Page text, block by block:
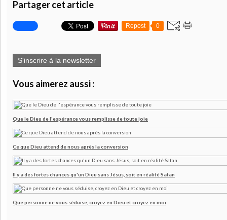
Partager cet article
Repost 0
S'inscrire à la newsletter
Vous aimerez aussi :
Que le Dieu de l'espérance vous remplisse de toute joie
Ce que Dieu attend de nous après la conversion
Il y a des fortes chances qu'un Dieu sans Jésus, soit en réalité Satan
Que personne ne vous séduise, croyez en Dieu et croyez en moi